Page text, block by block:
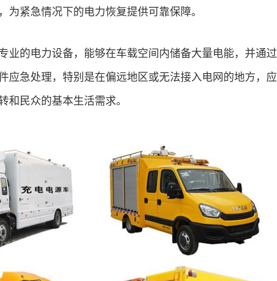
紧急情况下的电力恢复提供可靠保障。
的电力设备，能够在车载空间内储备大量电能，并通过
急处理，特别是在偏远地区或无法接入电网的地方，应
民众的基本生活需求。